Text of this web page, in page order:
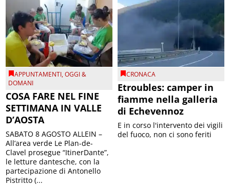
APPUNTAMENTI,OGGI &
DOMANI
COSA FARE NEL FINE
SETTIMANA IN VALLE
D’AOSTA
SABATO 8 AGOSTO ALLEIN –
All’area verde Le Plan-de-
Clavel prosegue “ItinerDante”,
le letture dantesche, con la
partecipazione di Antonello
Pistritto (...
CRONACA
Etroubles: camper in
fiamme nella galleria
di Echevennoz
E in corso l'intervento dei vigili
del fuoco, non ci sono feriti